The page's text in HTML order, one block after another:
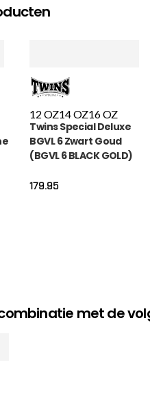
12 OZ14 OZ16 OZ
Twins Special Deluxe
BGVL 6 Zwart Goud
(BGVL 6 BLACK GOLD)
179.95
met de